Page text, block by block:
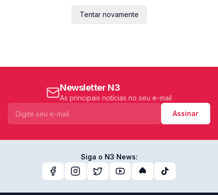
Tentar novamente
Newsletter N3
As principais notícias no seu e-mail
Assinar
Siga o N3 News: